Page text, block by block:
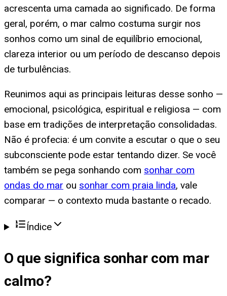
acrescenta uma camada ao significado. De forma
geral, porém, o mar calmo costuma surgir nos
sonhos como um sinal de equilíbrio emocional,
clareza interior ou um período de descanso depois
de turbulências.
Reunimos aqui as principais leituras desse sonho —
emocional, psicológica, espiritual e religiosa — com
base em tradições de interpretação consolidadas.
Não é profecia: é um convite a escutar o que o seu
subconsciente pode estar tentando dizer. Se você
também se pega sonhando com sonhar com
ondas do mar ou sonhar com praia linda, vale
comparar — o contexto muda bastante o recado.
Índice
O que significa sonhar com mar
calmo?